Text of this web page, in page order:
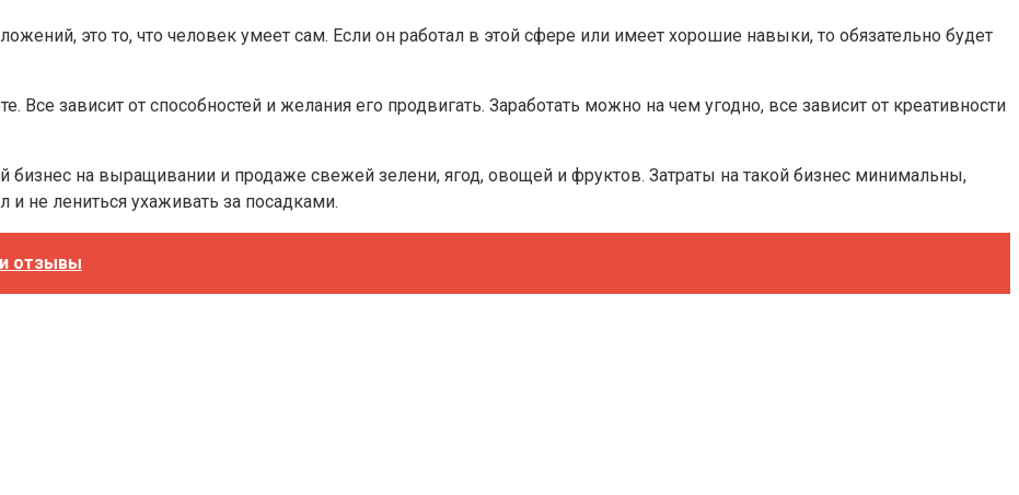
это то, что человек умеет сам. Если он работал в этой сфере или имеет хорошие навыки, то обязательно будет
Все зависит от способностей и желания его продвигать. Заработать можно на чем угодно, все зависит от креативности
на выращивании и продаже свежей зелени, ягод, овощей и фруктов. Затраты на такой бизнес минимальны,
и не лениться ухаживать за посадками.
отзывы